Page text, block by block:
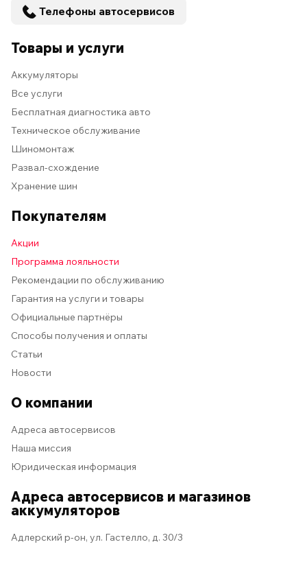
Телефоны автосервисов
Товары и услуги
Аккумуляторы
Все услуги
Бесплатная диагностика авто
Техническое обслуживание
Шиномонтаж
Развал-схождение
Хранение шин
Покупателям
Акции
Программа лояльности
Рекомендации по обслуживанию
Гарантия на услуги и товары
Официальные партнёры
Способы получения и оплаты
Статьи
Новости
О компании
Адреса автосервисов
Наша миссия
Юридическая информация
Адреса автосервисов и магазинов
аккумуляторов
Адлерский р-он, ул. Гастелло, д. 30/3